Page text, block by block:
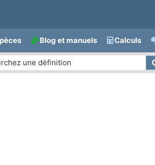
Blog et manuels Calculs